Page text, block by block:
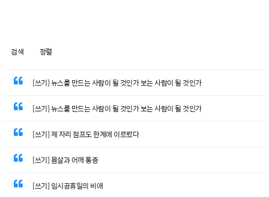
검색 정렬
[쓰기] 뉴스를 만드는 사람이 될 것인가 보는 사람이 될 것인가
[쓰기] 뉴스를 만드는 사람이 될 것인가 보는 사람이 될 것인가
[쓰기] 제 자리 점프도 한계에 이르렀다
[쓰기] 몸살과 어깨 통증
[쓰기] 임시공휴일의 비애